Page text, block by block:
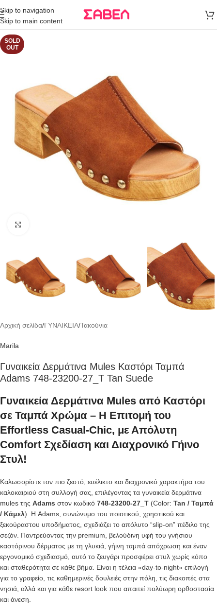
Skip to navigation
Skip to main content
άνω των 80€
Παραγγελία
SOLD
OUT
Αρχική σελίδα/ΓΥΝΑΙΚΕΙΑ/Τακούνια
Marila
Γυναικεία Δερμάτινα Mules Καστόρι Ταμπά
Adams 748-23200-27_Τ Tan Suede
Γυναικεία Δερμάτινα Mules από Καστόρι
σε Ταμπά Χρώμα – Η Επιτομή του
Effortless Casual-Chic, με Απόλυτη
Comfort Σχεδίαση και Διαχρονικό Γήινο
Στυλ!
Καλωσορίστε τον πιο ζεστό, ευέλικτο και διαχρονικό χαρακτήρα του
καλοκαιριού στη συλλογή σας, επιλέγοντας τα γυναικεία δερμάτινα
mules της Adams στον κωδικό 748-23200-27_Τ (Color: Tan / Ταμπά
/ Κάμελ). Η Adams, συνώνυμο του ποιοτικού, χρηστικού και
ξεκούραστου υποδήματος, σχεδιάζει το απόλυτο “slip-on” πέδιλο της
σεζόν. Παντρεύοντας την premium, βελούδινη υφή του γνήσιου
καστόρινου δέρματος με τη γλυκιά, γήινη ταμπά απόχρωση και έναν
εργονομικό σχεδιασμό, αυτό το ζευγάρι προσφέρει στυλ χωρίς κόπο
και σταθερότητα σε κάθε βήμα. Είναι η τέλεια «day-to-night» επιλογή
για το γραφείο, τις καθημερινές δουλειές στην πόλη, τις διακοπές στα
νησιά, αλλά και για κάθε resort look που απαιτεί πολύωρη ορθοστασία
και άνεση.